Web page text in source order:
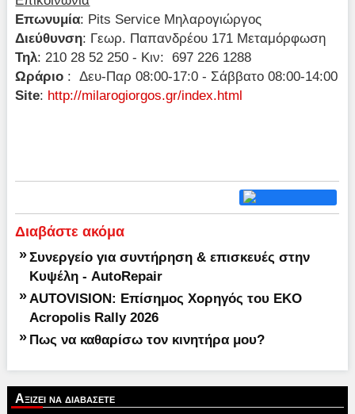
Επωνυμία: Pits Service Μηλαρογιώργος
Διεύθυνση: Γεωρ. Παπανδρέου 171 Μεταμόρφωση
Τηλ: 210 28 52 250 - Κιν: 697 226 1288
Ωράριο : Δευ-Παρ 08:00-17:0 - Σάββατο 08:00-14:00
Site: http://milarogiorgos.gr/index.html
Διαβάστε ακόμα
» Συνεργείο για συντήρηση & επισκευές στην
Κυψέλη - AutoRepair
» AUTOVISION: Επίσημος Χορηγός του EKO
Acropolis Rally 2026
» Πως να καθαρίσω τον κινητήρα μου?
Αξιζει να διαβασετε